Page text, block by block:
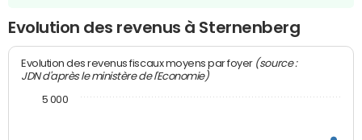
Evolution des revenus à Sternenberg
Evolution des revenus fiscaux moyens par foyer (source :
JDN d'après le ministère de l'Economie)
5 000